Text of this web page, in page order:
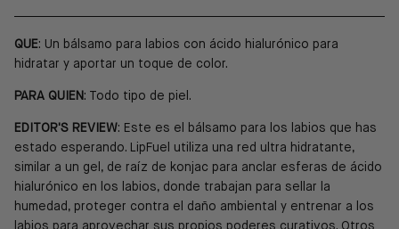
QUE: Un bálsamo para labios con ácido hialurónico para
hidratar y aportar un toque de color.
PARA QUIEN : Todo tipo de piel.
EDITOR'S REVIEW: Este es el bálsamo para los labios que has
estado esperando. LipFuel utiliza una red ultra hidratante,
similar a un gel, de raíz de konjac para anclar esferas de ácido
hialurónico en los labios, donde trabajan para sellar la
humedad, proteger contra el daño ambiental y entrenar a los